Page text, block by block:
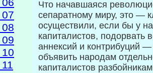
Что начавшаяся
сепарат­ному миру, это —
осуществили, если бы у
капиталистов, подорвать
аннексий и контрибуций
объявить народам
капиталистов